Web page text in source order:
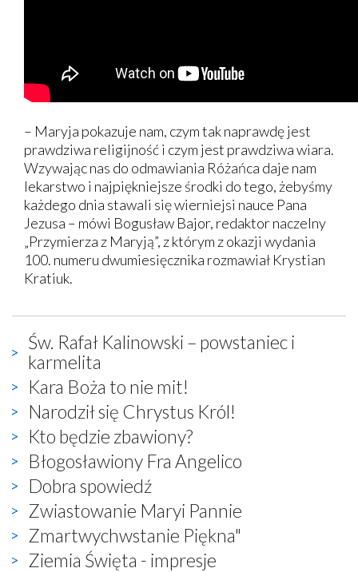
– Maryja pokazuje nam, czym tak naprawdę jest
prawdziwa religijność i czym jest prawdziwa wiara.
Wzywając nas do odmawiania Różańca daje nam
lekarstwo i najpiękniejsze środki do tego, żebyśmy
każdego dnia stawali się wierniejsi nauce Pana
Jezusa – mówi Bogusław Bajor, redaktor naczelny
„Przymierza z Maryją”, z którym z okazji wydania
100. numeru dwumiesięcznika rozmawiał Krystian
Kratiuk.
Św. Rafał Kalinowski – powstaniec i
karmelita
Kara Boża to nie mit!
Narodził się Chrystus Król!
Kto będzie zbawiony?
Błogosławiony Fra Angelico
Dobra spowiedź
Zwiastowanie Maryi Pannie
Zmartwychwstanie Piękna"
Ziemia Święta - impresje